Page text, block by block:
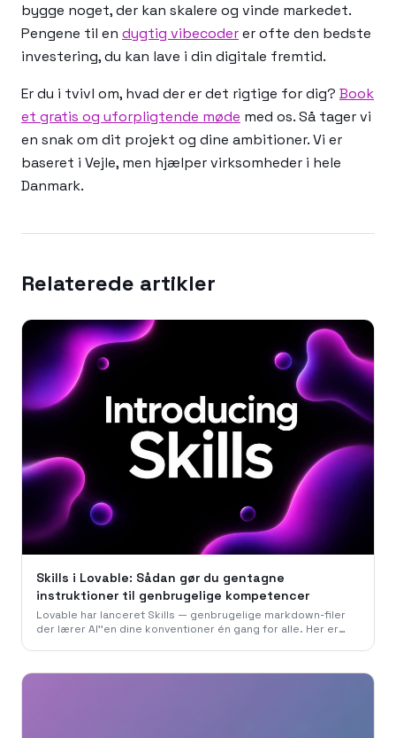
bygge noget, der kan skalere og vinde markedet.
Pengene til en dygtig vibecoderer ofte den bedste
investering, du kan lave i din digitale fremtid.
Er du i tvivl om, hvad der er det rigtige for dig? Book
et gratis og uforpligtende møde med os. Så tager vi
en snak om dit projekt og dine ambitioner. Vi er
baseret i Vejle, men hjælper virksomheder i hele
Danmark.
Relaterede artikler
Skills i Lovable: Sådan gør du gentagne
instruktioner til genbrugelige kompetencer
Lovable har lanceret Skills — genbrugelige markdown-filer
der lærer AI''en dine konventioner én gang for alle. Her er